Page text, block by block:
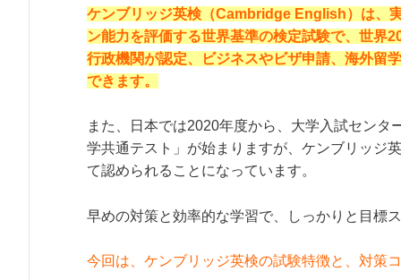
ケンブリッジ英検（Cambridge English）は、
ン能力を評価する世界基準の検定試験で、世界
行政機関が認定、ビジネスやビザ申請、海外留
できます。
また、日本では2020年度から、大学入試センタ
学共通テスト」が始まりますが、ケンブリッジ
て認められることになっています。
早めの対策と効率的な学習で、しっかりと目標
今回は、ケンブリッジ英検の試験特徴と、対策